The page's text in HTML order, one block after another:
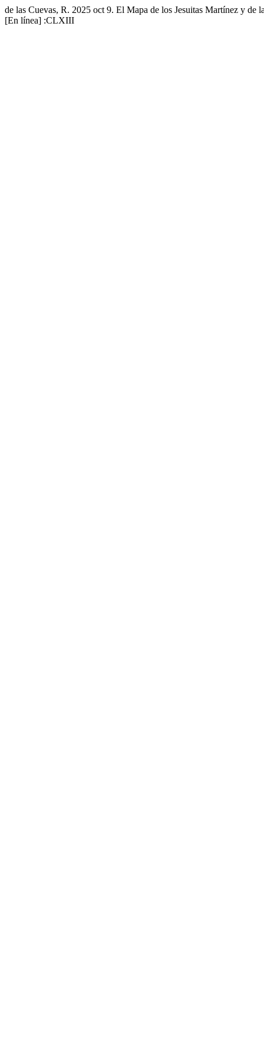
de las Cuevas, R. 2025 oct 9. El Mapa de los Jesuitas Martínez y
[En línea] :CLXIII